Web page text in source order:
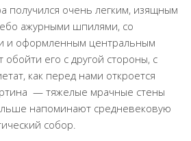
получился очень легким, изящным
ажурными шпилями, со
и оформленным центральным
обойти его с другой стороны, с
как перед нами откроется
— тяжелые мрачные стены
напоминают средневековую
собор.